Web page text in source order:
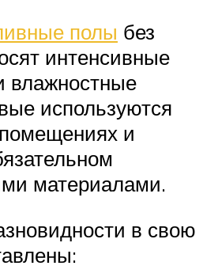
полы без
интенсивные
влажностные
используются
и
материалами.
в свою